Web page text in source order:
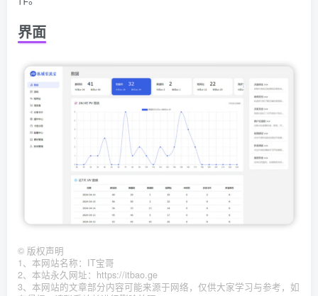
界面
© 版权声明
1、本网站名称：IT宝哥
2、本站永久网址：https://itbao.ge
3、本网站的文章部分内容可能来源于网络，仅供大家学习与参考，如